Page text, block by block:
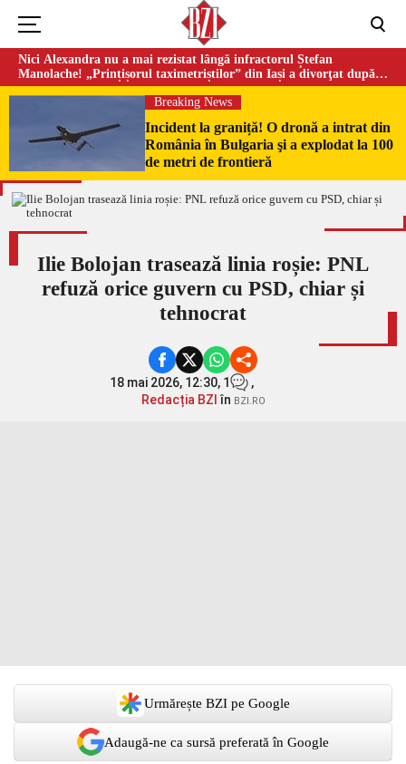
Nici Alexandra nu a mai rezistat lângă infractorul Ștefan
Manolache! „Prințișorul taximetriștilor” din Iași a divorţat după
doi ani de căsnicie
Breaking News
Incident la graniță! O dronă a intrat din
România în Bulgaria şi a explodat la 100
de metri de frontieră
Ilie Bolojan trasează linia roșie: PNL
refuză orice guvern cu PSD, chiar și
tehnocrat
18 mai 2026, 12:30, 1
,
Redacția BZI în BZI.RO
Urmărește BZI pe Google
Adaugă-ne ca sursă preferată în Google